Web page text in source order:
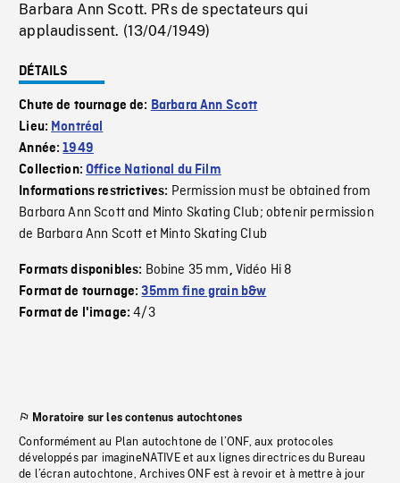
Barbara Ann Scott. PRs de spectateurs qui
applaudissent. (13/04/1949)
DÉTAILS
Chute de tournage de: Barbara Ann Scott
Lieu: Montréal
Année:1949
Collection:Office National du Film
Informations restrictives: Permission must be obtained from
Barbara Ann Scott and Minto Skating Club; obtenir permission
de Barbara Ann Scott et Minto Skating Club
Formats disponibles: Bobine 35 mm, Vidéo Hi 8
Format de tournage:35mm fine grain b&w
Format de l'image:4/3
Moratoire sur les contenus autochtones
Conformément au Plan autochtone de l’ONF, aux protocoles
développés par imagineNATIVE et aux lignes directrices du Bureau
de l’écran autochtone, Archives ONF est à revoir et à mettre à jour